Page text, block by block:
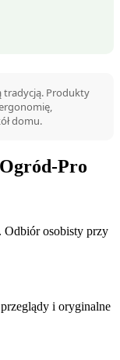
tradycją. Produkty
domu.
Pro
Odbiór osobisty przy
i oryginalne